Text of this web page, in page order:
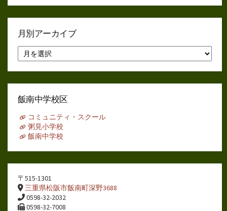
月別アーカイブ
別
ア
イ
飯南中学校区
コミュニティ・スクール
粥見小学校
飯南中学校
〒515-1301
三重県松阪市飯南町深野3688
0598-32-2032
0598-32-7008